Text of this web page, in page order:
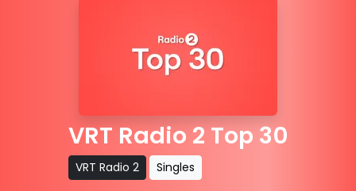
VRT Radio 2 Top 30
VRT Radio 2 Singles